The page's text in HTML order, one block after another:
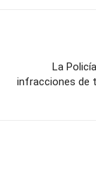
La
infracciones de